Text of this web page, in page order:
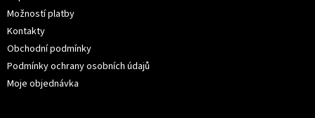
Možností platby
Kontakty
Obchodní podmínky
Podmínky ochrany osobních údajů
Moje objednávka